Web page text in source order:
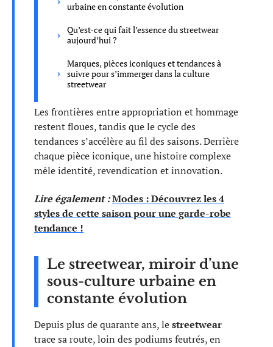
urbaine en constante évolution
Qu’est-ce qui fait l’essence du streetwear
aujourd’hui ?
Marques, pièces iconiques et tendances à
suivre pour s’immerger dans la culture
streetwear
Les frontières entre appropriation et hommage
restent floues, tandis que le cycle des
tendances s’accélère au fil des saisons. Derrière
chaque pièce iconique, une histoire complexe
mêle identité, revendication et innovation.
Lire également :Modes : Découvrez les 4
styles de cette saison pour une garde-robe
tendance !
Le streetwear, miroir d’une
sous-culture urbaine en
constante évolution
Depuis plus de quarante ans, lestreetwear
trace sa route, loin des podiums feutrés, en